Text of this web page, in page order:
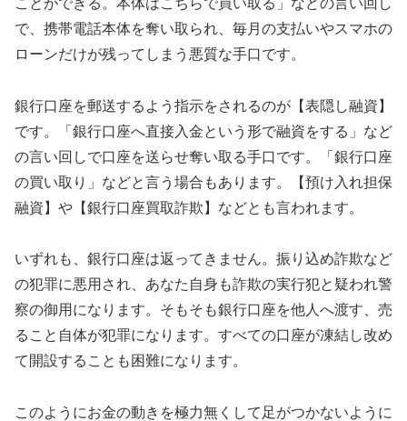
で、携帯電話本体を奪い取られ、毎月の支払いやスマホの
ローンだけが残ってしまう悪質な手口です。
銀行口座を郵送するよう指示をされるのが【表隠し融資】
です。「銀行口座へ直接入金という形で融資をする」など
の言い回しで口座を送らせ奪い取る手口です。「銀行口座
の買い取り」などと言う場合もあります。【預け入れ担保
融資】や【銀行口座買取詐欺】などとも言われます。
いずれも、銀行口座は返ってきません。振り込め詐欺など
の犯罪に悪用され、あなた自身も詐欺の実行犯と疑われ警
察の御用になります。そもそも銀行口座を他人へ渡す、売
ること自体が犯罪になります。すべての口座が凍結し改め
て開設することも困難になります。
このようにお金の動きを極力無くして足がつかないように